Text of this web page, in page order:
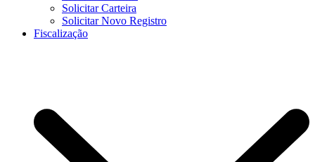
Solicitar Carteira
Solicitar Novo Registro
Fiscalização